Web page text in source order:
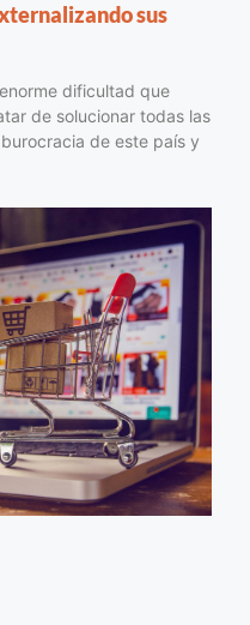
sus
dificultad que
de solucionar todas las
de este país y